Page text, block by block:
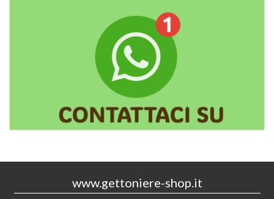
www.gettoniere-shop.it